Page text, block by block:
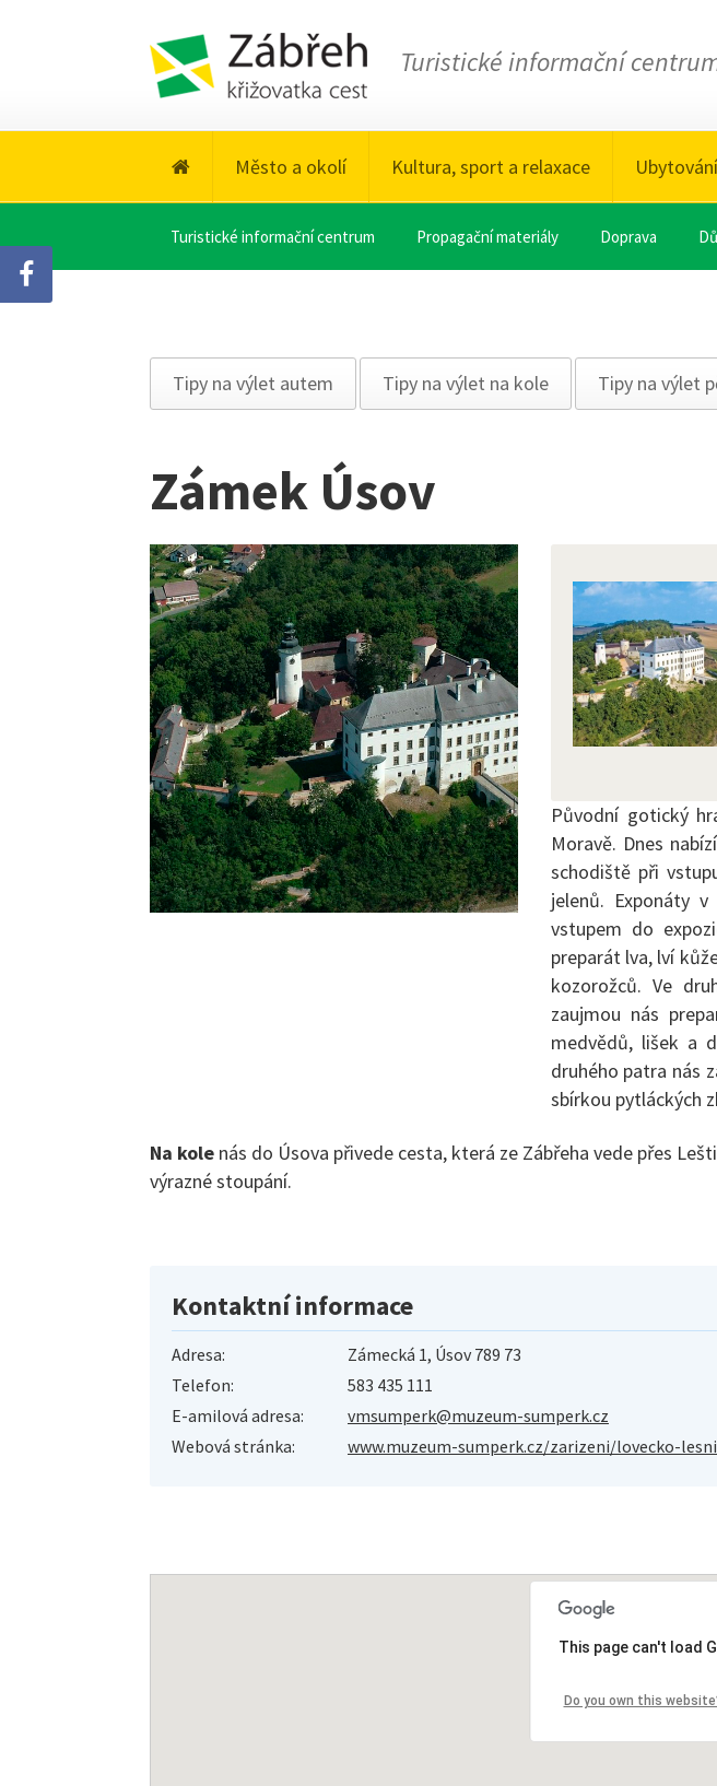
Turistické informační
Město a okolí Kultura, sport a relaxace
Turistické informační centrum Propagační materiály Doprava
Tipy na výlet autem Tipy na výlet na kole Tipy na výlet
Zámek Úsov
Původní gotický
Moravě. Dnes
schodiště při
jelenů. Exponáty
vstupem do
preparát lva, lví
kozorožců. Ve
zaujmou nás
medvědů, lišek a
druhého patra nás
sbírkou pytláckých
Na kole nás do Úsova přivede cesta, která ze Zábřeha vede přes
výrazné stoupání.
Kontaktní informace
Adresa:
Zámecká 1, Úsov 789 73
Telefon:
583 435 111
E-amilová adresa:
vmsumperk@muzeum-sumperk.cz
Webová stránka:
www.muzeum-sumperk.cz/zarizeni/lovecko-
This page can't load
Do you own this